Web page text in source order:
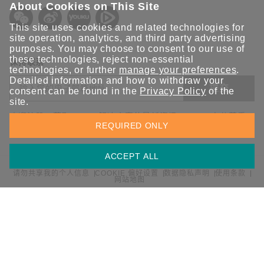
保持联系
提交
欢迎注册，获取 Moxa 解决方案的最新资讯。Moxa 充分尊重
您的隐私，绝不会透露您的邮箱信息。
请勿共享我的个人信息 COOKIE 偏好设置 数据隐私声明 使用条款
网站地图
About Cookies on This Site
This site uses cookies and related technologies for
site operation, analytics, and third party advertising
purposes. You may choose to consent to our use of
these technologies, reject non-essential
technologies, or further manage your preferences.
Detailed information and how to withdraw your
consent can be found in the Privacy Policy of the
site.
ACCEPT ALL
REQUIRED ONLY